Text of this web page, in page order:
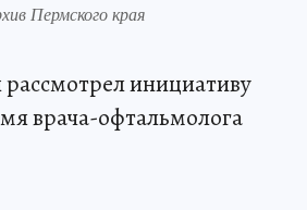
Пермского края
инициативу
врача-офтальмолога